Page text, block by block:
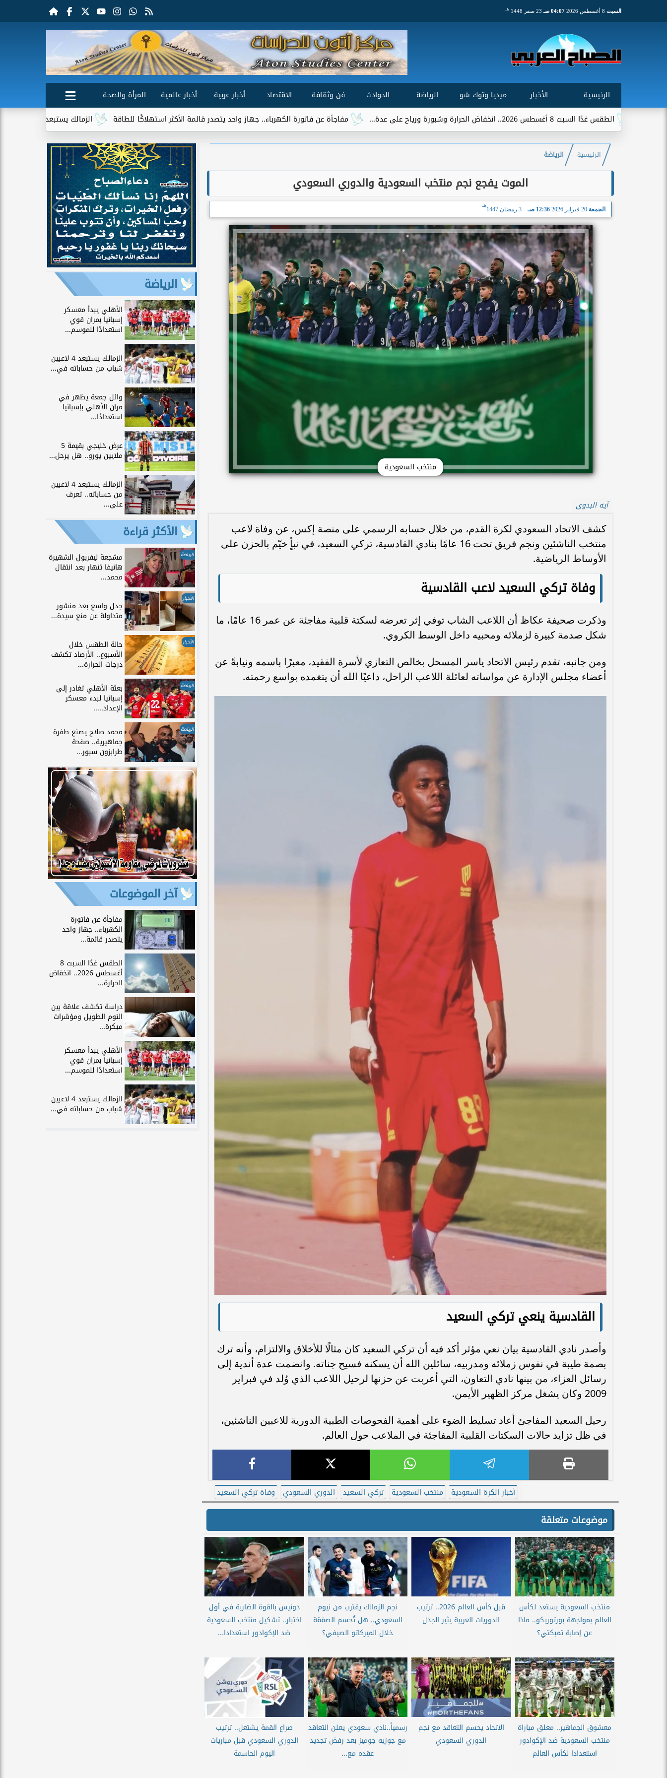
السبت 04:07 صـ 23 صفر 1448 هـ
الرئيسية الأخبار ميديا وتوك شو الرياضة الحوادث فن وثقافة الاقتصاد أخبار عربية أخبار عالمية
المرأة والصحة
الزمالك يستبعد 4 لاعبين شباب من حساباته في الموسم الجديد
مفاجأة عن فاتورة الكهرباء.. جهاز واحد يتصدر قائمة الأكثر استهلاكًا للطاقة السبت 8 أغسطس 2026.. انخفاض الحرارة وشبورة ورياح على عدة...
الرئيسية الرياضة
الموت يفجع نجم منتخب السعودية والدوري السعودي
الجمعة 20 فبراير 2026 12:36 صـ 3 رمضان 1447
هـ
منتخب السعودية
آيه البدوى
كشف الاتحاد السعودي لكرة القدم، من خلال حسابه الرسمي على منصة إكس، عن وفاة لاعب
منتخب الناشئين ونجم فريق تحت 16 عامًا بنادي القادسية، تركي السعيد، في نبأٍ خيّم بالحزن على
الأوساط الرياضية.
وفاة تركي السعيد لاعب القادسية
وذكرت صحيفة عكاظ أن اللاعب الشاب توفي إثر تعرضه لسكتة قلبية مفاجئة عن عمر 16 عامًا، ما
شكل صدمة كبيرة لزملائه ومحبيه داخل الوسط الكروي.
ومن جانبه، تقدم رئيس الاتحاد ياسر المسحل بخالص التعازي لأسرة الفقيد، معبرًا باسمه ونيابةً عن
أعضاء مجلس الإدارة عن مواساته لعائلة اللاعب الراحل، داعيًا الله أن يتغمده بواسع رحمته.
القادسية ينعي تركي السعيد
وأصدر نادي القادسية بيان نعي مؤثر أكد فيه أن تركي السعيد كان مثالًا للأخلاق والالتزام، وأنه ترك
بصمة طيبة في نفوس زملائه ومدربيه، سائلين الله أن يسكنه فسيح جناته. وانضمت عدة أندية إلى
رسائل العزاء، من بينها نادي التعاون، التي أعربت عن حزنها لرحيل اللاعب الذي وُلد في فبراير
2009 وكان يشغل مركز الظهير الأيمن.
رحيل السعيد المفاجئ أعاد تسليط الضوء على أهمية الفحوصات الطبية الدورية للاعبين الناشئين،
في ظل تزايد حالات السكتات القلبية المفاجئة في الملاعب حول العالم.
أخبار الكرة السعودية منتخب السعودية تركي السعيد الدوري السعودي وفاة تركي السعيد
موضوعات متعلقة
منتخب السعودية يستعد لكأس
العالم بمواجهة بورتوريكو.. ماذا
عن إصابة تمبكتي؟
قبل كأس العالم 2026.. ترتيب
الدوريات العربية يثير الجدل
نجم الزمالك يقترب من نيوم
السعودي.. هل تُحسم الصفقة
خلال الميركاتو الصيفي؟
دونيس بالقوة الضاربة في أول
اختبار.. تشكيل منتخب السعودية
ضد الإكوادور استعدادا...
معشوق الجماهير.. معلق مباراة
منتخب السعودية ضد الإكوادور
استعدادا لكأس العالم
الاتحاد يحسم التعاقد مع نجم
الدوري السعودي
رسمياً..نادي سعودي يعلن التعاقد
مع جوزيه جوميز بعد رفض تجديد
عقده مع...
صراع القمة يشتعل.. ترتيب
الدوري السعودي قبل مباريات
اليوم الحاسمة
الرياضة
الأهلي يبدأ معسكر
إسبانيا بمران قوي
استعدادًا للموسم...
الزمالك يستبعد 4 لاعبين
شباب من حساباته في...
وائل جمعة يظهر في
مران الأهلي بإسبانيا
استعدادًا...
عرض خليجي بقيمة 5
ملايين يورو.. هل يرحل...
الزمالك يستبعد 4 لاعبين
من حساباته.. تعرف
على...
الأكثر قراءة
الرياضة مشجعة ليفربول الشهيرة
هانيفا تنهار بعد انتقال
محمد...
الأخبار
جدل واسع بعد منشور
متداولة عن منع سيدة...
الأخبار حالة الطقس خلال
الأسبوع.. الأرصاد تكشف
درجات الحرارة...
الرياضة بعثة الأهلي تغادر إلى
إسبانيا لبدء معسكر
الإعداد.....
الرياضة محمد صلاح يصنع طفرة
جماهيرية.. صفحة
طرابزون سبور...
آخر الموضوعات
مفاجأة عن فاتورة
الكهرباء.. جهاز واحد
يتصدر قائمة...
الطقس غدًا السبت 8
أغسطس 2026.. انخفاض
الحرارة...
دراسة تكشف علاقة بين
النوم الطويل ومؤشرات
مبكرة...
الأهلي يبدأ معسكر
إسبانيا بمران قوي
استعدادًا للموسم...
الزمالك يستبعد 4 لاعبين
شباب من حساباته في...